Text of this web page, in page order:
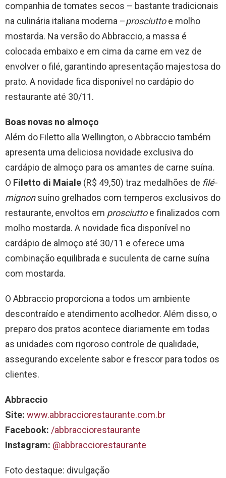
companhia de tomates secos – bastante tradicionais
na culinária italiana moderna –prosciuttoe molho
mostarda. Na versão do Abbraccio, a massa é
colocada embaixo e em cima da carne em vez de
envolver o filé, garantindo apresentação majestosa do
prato. A novidade fica disponível no cardápio do
restaurante até 30/11.
Boas novas no almoço
Além do Filetto alla Wellington, o Abbraccio também
apresenta uma deliciosa novidade exclusiva do
cardápio de almoço para os amantes de carne suína.
O Filetto di Maiale (R$ 49,50) traz medalhões de filé-
mignonsuíno grelhados com temperos exclusivos do
restaurante, envoltos em prosciuttoe finalizados com
molho mostarda. A novidade fica disponível no
cardápio de almoço até 30/11 e oferece uma
combinação equilibrada e suculenta de carne suína
com mostarda.
O Abbraccio proporciona a todos um ambiente
descontraído e atendimento acolhedor. Além disso, o
preparo dos pratos acontece diariamente em todas
as unidades com rigoroso controle de qualidade,
assegurando excelente sabor e frescor para todos os
clientes.
Abbraccio
Site: www.abbracciorestaurante.com.br
Facebook: /abbracciorestaurante
Instagram: @abbracciorestaurante
Foto destaque: divulgação